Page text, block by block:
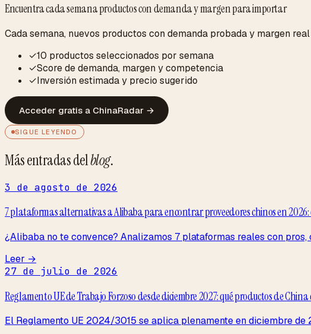
Encuentra cada semana productos con demanda y margen para importar
Cada semana, nuevos productos con demanda probada y margen
✓10 productos seleccionados por semana
✓Score de demanda, margen y competencia
✓Inversión estimada y precio sugerido
Acceder gratis a ChinaRadar →
SIGUE LEYENDO
Más entradas delblog.
3 de agosto de 2026
7 plataformas alternativas a Alibaba para encontrar proveedores chinos en 2026:
¿Alibaba no te convence? Analizamos 7 plataformas reales con
Leer →
27 de julio de 2026
Reglamento UE de Trabajo Forzoso desde diciembre 2027: qué productos de
El Reglamento UE 2024/3015 se aplica plenamente en diciembre